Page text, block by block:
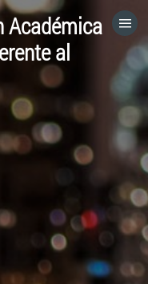
Académica
al